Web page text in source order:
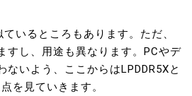
ているところもあります。ただ、
すし、用途も異なります。PCやデ
ないよう、ここからはLPDDR5Xと
を見ていきます。